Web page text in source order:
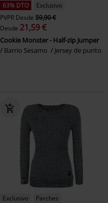
63% DTO
Exclusivo
PVPR Desde 59,90 €
Desde 21,59 €
Cookie Monster - Half-zip Jumper
Barrio Sesamo
Jersey de punto
Exclusivo
Parches